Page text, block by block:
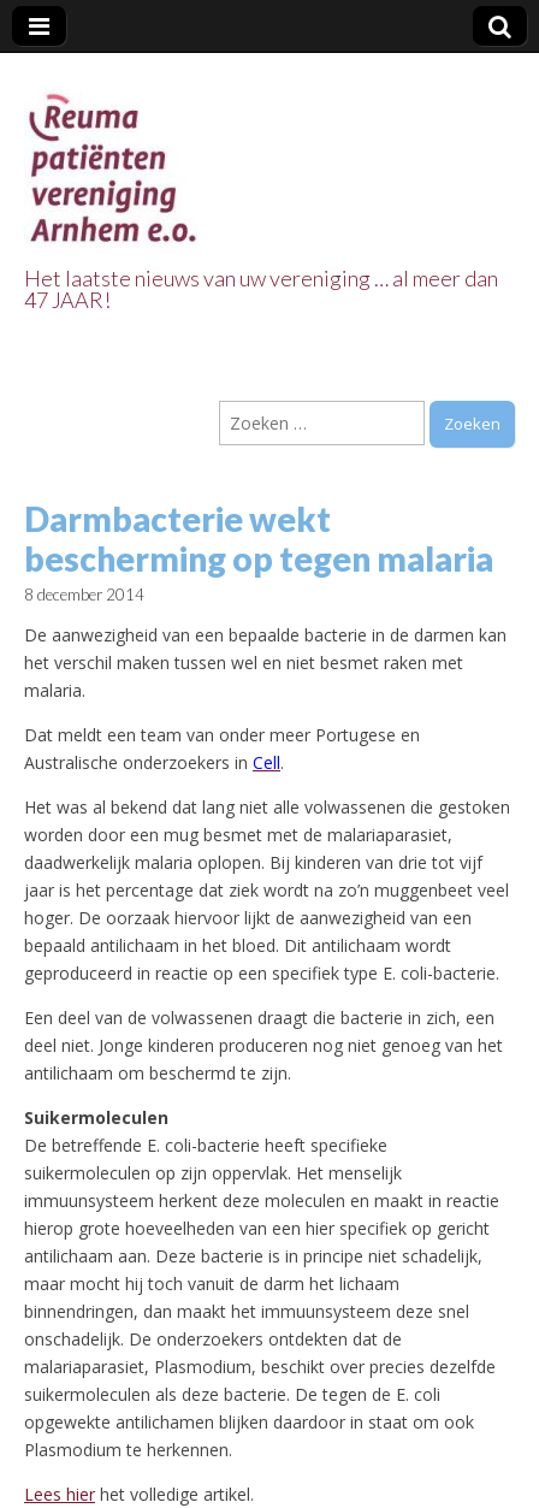
Vereniging
Arnhem e.o.
Het laatste nieuws van uw vereniging … al meer dan
47 JAAR!
Zoeken
naar:
Darmbacterie wekt
bescherming op tegen malaria
8 december 2014
De aanwezigheid van een bepaalde bacterie in de darmen kan
het verschil maken tussen wel en niet besmet raken met
malaria.
Dat meldt een team van onder meer Portugese en
Australische onderzoekers in Cell.
Het was al bekend dat lang niet alle volwassenen die gestoken
worden door een mug besmet met de malariaparasiet,
daadwerkelijk malaria oplopen. Bij kinderen van drie tot vijf
jaar is het percentage dat ziek wordt na zo’n muggenbeet veel
hoger. De oorzaak hiervoor lijkt de aanwezigheid van een
bepaald antilichaam in het bloed. Dit antilichaam wordt
geproduceerd in reactie op een specifiek type E. coli-bacterie.
Een deel van de volwassenen draagt die bacterie in zich, een
deel niet. Jonge kinderen produceren nog niet genoeg van het
antilichaam om beschermd te zijn.
Suikermoleculen
De betreffende E. coli-bacterie heeft specifieke
suikermoleculen op zijn oppervlak. Het menselijk
immuunsysteem herkent deze moleculen en maakt in reactie
hierop grote hoeveelheden van een hier specifiek op gericht
antilichaam aan. Deze bacterie is in principe niet schadelijk,
maar mocht hij toch vanuit de darm het lichaam
binnendringen, dan maakt het immuunsysteem deze snel
onschadelijk. De onderzoekers ontdekten dat de
malariaparasiet, Plasmodium, beschikt over precies dezelfde
suikermoleculen als deze bacterie. De tegen de E. coli
opgewekte antilichamen blijken daardoor in staat om ook
Plasmodium te herkennen.
Lees hier het volledige artikel.